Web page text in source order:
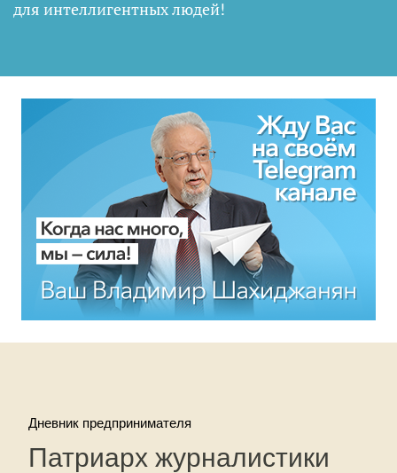
для интеллигентных людей!
Дневник предпринимателя
Патриарх журналистики